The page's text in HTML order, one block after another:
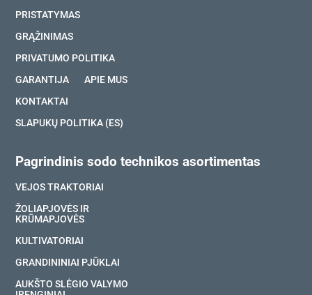
PRISTATYMAS
GRĄŽINIMAS
PRIVATUMO POLITIKA
GARANTIJA
APIE MUS
KONTAKTAI
SLAPUKŲ POLITIKA (ES)
Pagrindinis sodo technikos asortimentas
VEJOS TRAKTORIAI
ŽOLIAPJOVĖS IR
KRŪMAPJOVĖS
KULTIVATORIAI
GRANDININIAI PJŪKLAI
AUKŠTO SLĖGIO VALYMO